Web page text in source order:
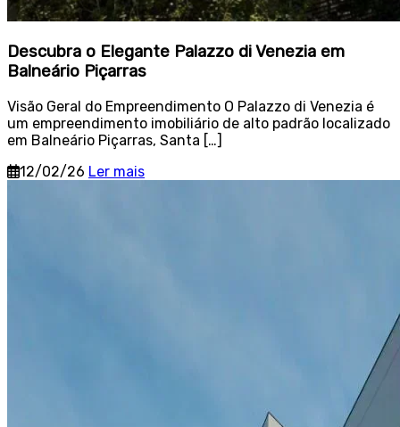
Descubra o Elegante Palazzo di Venezia em
Balneário Piçarras
Visão Geral do Empreendimento O Palazzo di Venezia é
um empreendimento imobiliário de alto padrão localizado
em Balneário Piçarras, Santa […]
12/02/26 Ler mais